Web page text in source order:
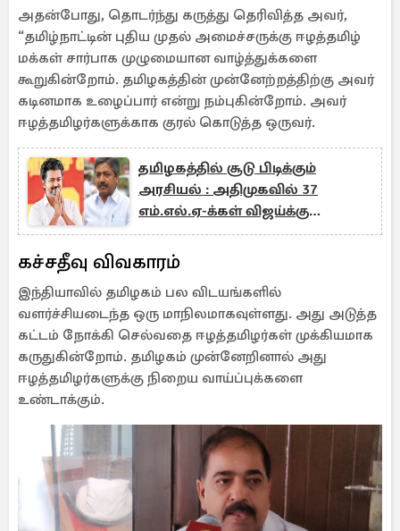
அதன்போது, தொடர்ந்து கருத்து தெரிவித்த அவர்,
“தமிழ்நாட்டின் புதிய முதல் அமைச்சருக்கு ஈழத்தமிழ்
மக்கள் சார்பாக முழுமையான வாழ்த்துக்களை
கூறுகின்றோம். தமிழகத்தின் முன்னேற்றத்திற்கு அவர்
கடினமாக உழைப்பார் என்று நம்புகின்றோம். அவர்
ஈழத்தமிழர்களுக்காக குரல் கொடுத்த ஒருவர்.
தமிழகத்தில் சூடு பிடிக்கும்
அரசியல் : அதிமுகவில் 37
எம்.எல்.ஏ-க்கள் விஜய்க்கு
ஆதரவு...!
கச்சதீவு விவகாரம்
இந்தியாவில் தமிழகம் பல விடயங்களில்
வளர்ச்சியடைந்த ஒரு மாநிலமாகவுள்ளது. அது அடுத்த
கட்டம் நோக்கி செல்வதை ஈழத்தமிழர்கள் முக்கியமாக
கருதுகின்றோம். தமிழகம் முன்னேறினால் அது
ஈழத்தமிழர்களுக்கு நிறைய வாய்ப்புக்களை
உண்டாக்கும்.